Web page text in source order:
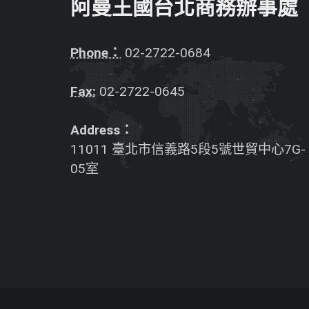
阿曼王國台北商務辦事處
Phone： 02-2722-0684
Fax: 02-2722-0645
Address：
11011 臺北市信義路5段5號世貿中心7G-
05室